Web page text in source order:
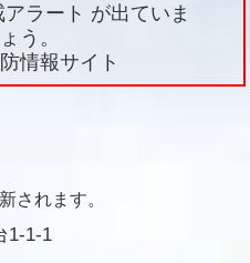
ラート が出ていま
う。
情報サイト
されます。
1-1-1